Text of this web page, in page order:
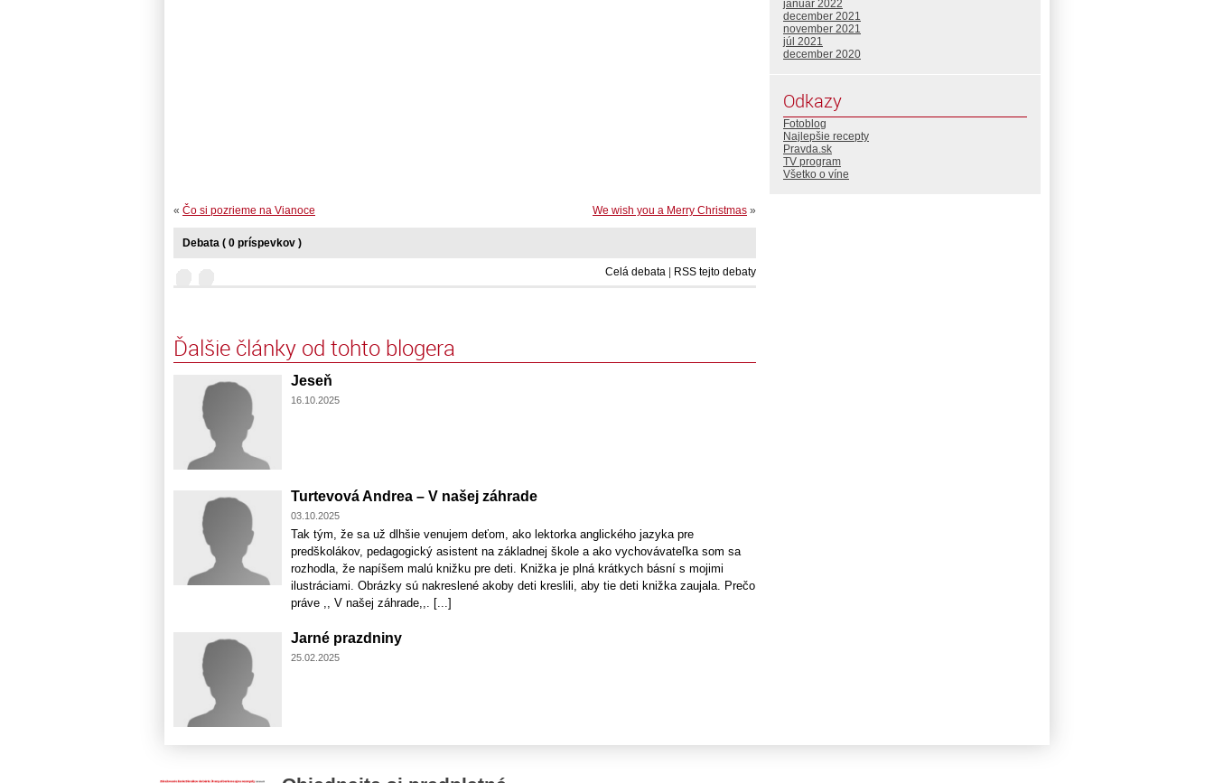
We wish you a Merry Christmas »
« Čo si pozrieme na Vianoce
Debata ( 0 príspevkov )
Celá debata | RSS tejto debaty
Ďalšie články od tohto blogera
Jeseň
16.10.2025
Turtevová Andrea – V našej záhrade
03.10.2025
Tak tým, že sa už dlhšie venujem deťom, ako lektorka anglického jazyka pre
predškolákov, pedagogický asistent na základnej škole a ako vychovávateľka som sa
rozhodla, že napíšem malú knižku pre deti. Knižka je plná krátkych básní s mojimi
ilustráciami. Obrázky sú nakreslené akoby deti kreslili, aby tie deti knižka zaujala. Prečo
práve ,, V našej záhrade,,. [...]
Jarné prazdniny
25.02.2025
január 2022
december 2021
november 2021
júl 2021
december 2020
Odkazy
Fotoblog
Najlepšie recepty
Pravda.sk
TV program
Všetko o víne